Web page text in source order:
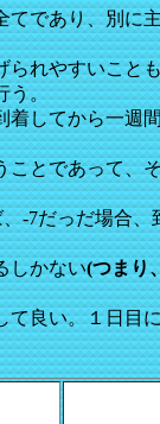
であり、別に
れやすいこと
う。
着してから一週
とであって、
-7だっだ場合
しかない(つまり
良い。１日目